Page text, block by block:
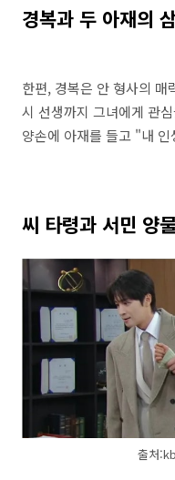
경복과 두 아재의
한편, 경복은 안 형사의 매
시 선생까지 그녀에게 관
양손에 아재를 들고 "내
씨 타령과 서민 양
출처